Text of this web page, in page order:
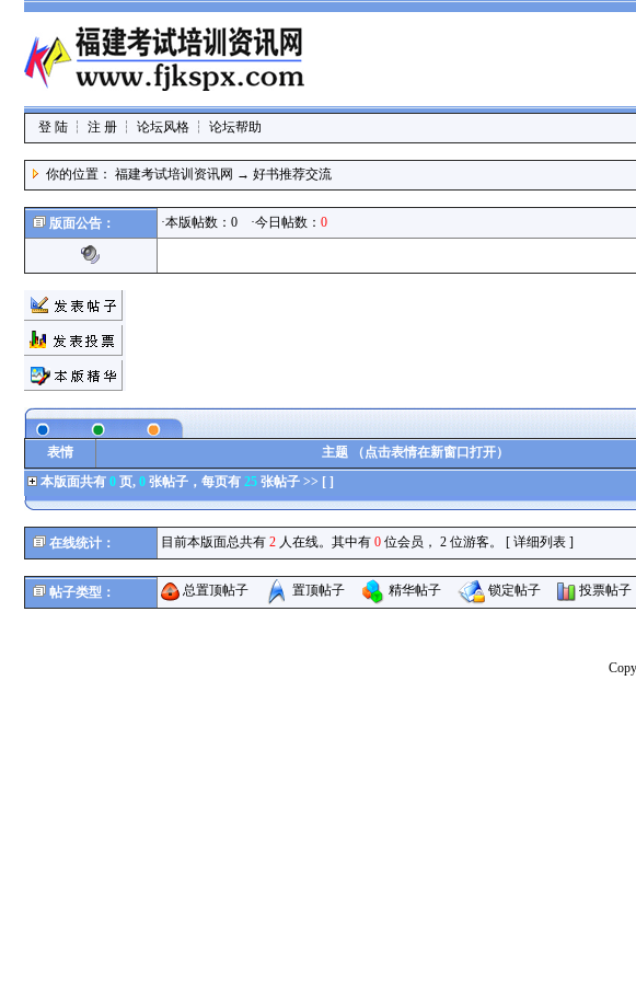
登 陆┆ 注 册┆ 论坛风格┆ 论坛帮助
你的位置： 福建考试培训资讯网 → 好书推荐交流
版面公告： ·本版帖数：0 ·今日帖数： 0
表情 主题 （点击表情在新窗口打开）
本版面共有0 页,0 张帖子，每页有25 张帖子 >> [ ]
在线统计： 目前本版面总共有 2人在线。其中有 0位会员， 2 位游客。 [ 详细列表]
帖子类型： 总置顶帖子 置顶帖子 精华帖子 锁定帖子 投票帖